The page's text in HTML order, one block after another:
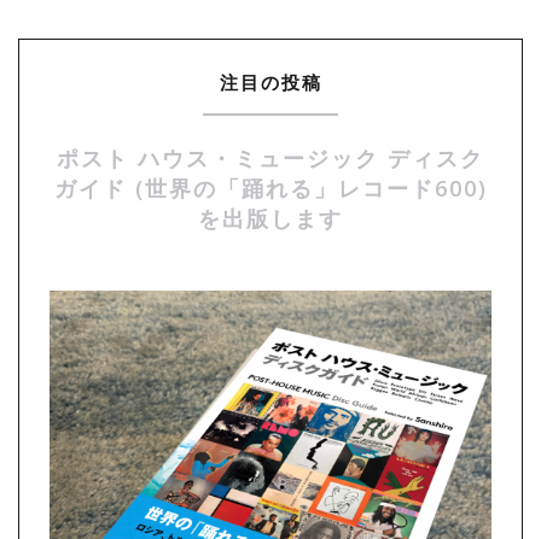
注目の投稿
ポスト ハウス・ミュージック ディスク
ガイド (世界の「踊れる」レコード600)
を出版します